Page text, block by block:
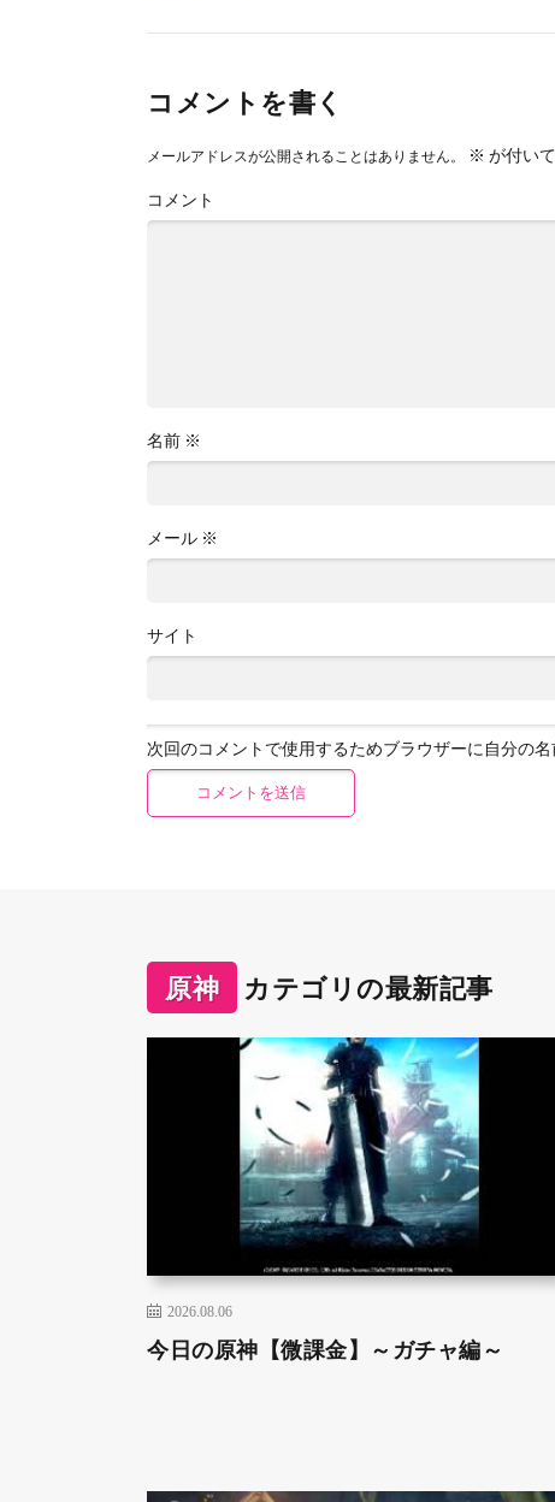
コメントを書く
メールアドレスが公開されることはありません。 ※ が付い
コメント
名前 ※
メール ※
サイト
次回のコメントで使用するためブラウザーに自分の
原神 カテゴリの最新記事
2026.08.06
今日の原神【微課金】～ガチャ編～